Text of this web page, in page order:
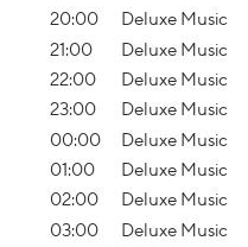
20:00
Deluxe Music
21:00
Deluxe Music
22:00
Deluxe Music
23:00
Deluxe Music
00:00
Deluxe Music
01:00
Deluxe Music
02:00
Deluxe Music
03:00
Deluxe Music